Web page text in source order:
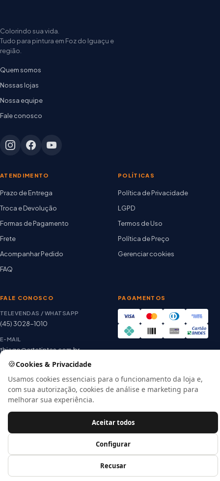
Colorindo sua vida.
Tudo para pintura em Foz do Iguaçu e
região.
Quem somos
Nossas lojas
Nossa equipe
Fale conosco
ATENDIMENTO
Prazo de Entrega
Troca e Devolução
Formas de Pagamento
Frete
Acompanhar Pedido
FAQ
POLÍTICAS
Política de Privacidade
LGPD
Termos de Uso
Política de Preço
Gerenciar cookies
FALE CONOSCO
TELEVENDAS / WHATSAPP
(45) 3028-1010
E-MAIL
thiago@artetintas.com.br
HORÁRIO
Seg. a Sex. 8h às 18h
Sábado 8h às 12h
PAGAMENTOS
© 2026 Arte Tintas · CNPJ 00.057.118/0001-56
E-commerce por
🍪Cookies & Privacidade
Usamos cookies essenciais para o funcionamento da loja e,
com sua autorização, cookies de análise e marketing para
melhorar sua experiência.
Recusar
Configurar
Aceitar todos